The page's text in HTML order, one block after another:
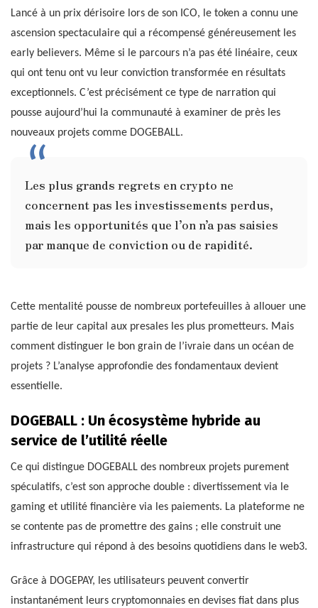
Lancé à un prix dérisoire lors de son ICO, le token a connu une
ascension spectaculaire qui a récompensé généreusement les
early believers. Même si le parcours n’a pas été linéaire, ceux
qui ont tenu ont vu leur conviction transformée en résultats
exceptionnels. C’est précisément ce type de narration qui
pousse aujourd’hui la communauté à examiner de près les
nouveaux projets comme DOGEBALL.
Les plus grands regrets en crypto ne
concernent pas les investissements perdus,
mais les opportunités que l’on n’a pas saisies
par manque de conviction ou de rapidité.
Cette mentalité pousse de nombreux portefeuilles à allouer une
partie de leur capital aux presales les plus prometteurs. Mais
comment distinguer le bon grain de l’ivraie dans un océan de
projets ? L’analyse approfondie des fondamentaux devient
essentielle.
DOGEBALL : Un écosystème hybride au
service de l’utilité réelle
Ce qui distingue DOGEBALL des nombreux projets purement
spéculatifs, c’est son approche double : divertissement via le
gaming et utilité financière via les paiements. La plateforme ne
se contente pas de promettre des gains ; elle construit une
infrastructure qui répond à des besoins quotidiens dans le web3.
Grâce à DOGEPAY, les utilisateurs peuvent convertir
instantanément leurs cryptomonnaies en devises fiat dans plus